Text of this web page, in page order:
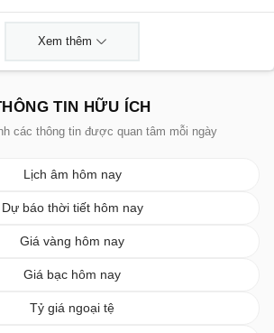
Xem thêm
TIN HỮU ÍCH
các thông tin được quan tâm mỗi ngày
Lịch âm hôm nay
Dự báo thời tiết hôm nay
Giá vàng hôm nay
Giá bạc hôm nay
Tỷ giá ngoại tệ